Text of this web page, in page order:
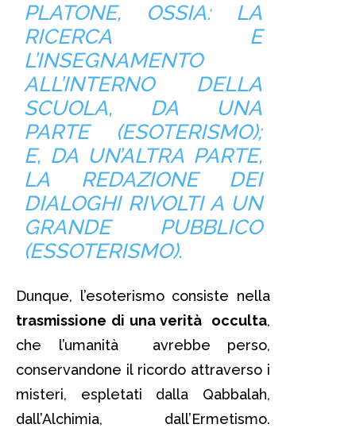
PLATONE, OSSIA: LA
RICERCA E
L’INSEGNAMENTO
ALL’INTERNO DELLA
SCUOLA, DA UNA
PARTE (ESOTERISMO);
E, DA UN’ALTRA PARTE,
LA REDAZIONE DEI
DIALOGHI RIVOLTI A UN
GRANDE PUBBLICO
(ESSOTERISMO).
Dunque, l’esoterismo consiste nella
trasmissione di una verità occulta,
che l’umanità avrebbe perso,
conservandone il ricordo attraverso i
misteri, espletati dalla Qabbalah,
dall’Alchimia, dall’Ermetismo.